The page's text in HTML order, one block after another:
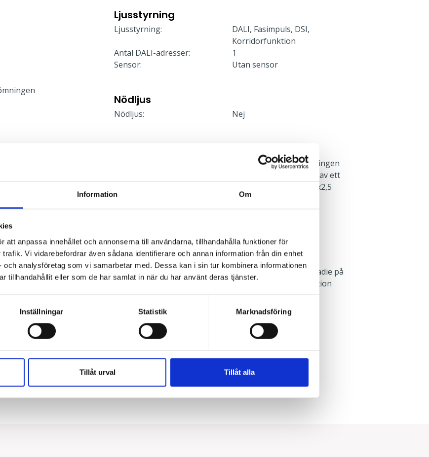
Information Om
att anpassa innehållet och annonserna till användarna, tillhandahålla funktioner för
Vi vidarebefordrar även sådana identifierare och annan information från din enhet
och analysföretag som vi samarbetar med. Dessa kan i sin tur kombinera informationen
tillhandahållit eller som de har samlat in när du har använt deras tjänster.
Inställningar Statistik Marknadsföring
Tillåt urval Tillåt alla
Ljusstyrning
Ljusstyrning:
DALI, Fasimpuls, DSI,
Korridorfunktion
Antal DALI-adresser:
1
Sensor:
Utan sensor
Nödljus
Nödljus: Nej
Armaturen är försedd med inbyggd drivare och inkopplingen
görs enkelt på bottenplattan. Två genomföringshål varav ett
av dem centrerat med möjlighet till vidarekoppling, 5x2x2,5
mm².
Montage
Distanser (13 mm) ingår för utanpåliggande kabel.
Bottenplattan monteras upp med tre skruvar med en radie på
120 mm och därefter ansluts armaturhus. Mer information
finns i monteringsanvisningen.
Typ av montage: Dikt tak